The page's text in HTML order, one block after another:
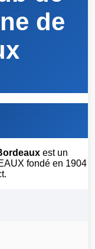
de
est un
fondé en 1904